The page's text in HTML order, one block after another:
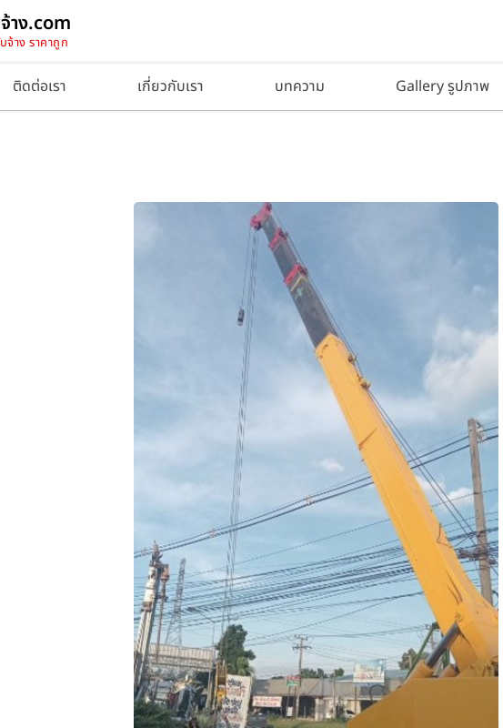
าง.com
จ้าง ราคาถูก
ติดต่อเรา เกี่ยวกับเรา บทความ Gallery รูปภาพ